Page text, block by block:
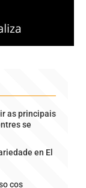
as principais
se
en El
cos